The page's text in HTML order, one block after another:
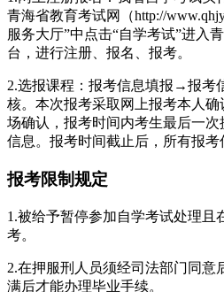
青海省教育考试网（http://
服务大厅”中点击“自学考试”进入
台，进行注册、报名、报考。
2.选报课程：报考信息填报→报考
核。本次报考采取网上报考本人
场确认，报考时间内考生最后一
信息。报考时间截止后，所有报考
报考限制规定
1.被给予暂停参加自学考试处理且
考。
2.在押服刑人员须经司法部门同意
满后才能办理毕业手续。